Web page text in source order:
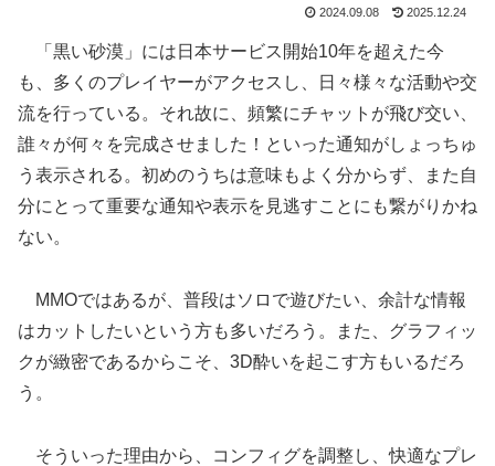
2024.09.08 2025.12.24
「黒い砂漠」には日本サービス開始10年を超えた今
も、多くのプレイヤーがアクセスし、日々様々な活動や交
流を行っている。それ故に、頻繁にチャットが飛び交い、
誰々が何々を完成させました！といった通知がしょっちゅ
う表示される。初めのうちは意味もよく分からず、また自
分にとって重要な通知や表示を見逃すことにも繋がりかね
ない。
MMOではあるが、普段はソロで遊びたい、余計な情報
はカットしたいという方も多いだろう。また、グラフィッ
クが緻密であるからこそ、3D酔いを起こす方もいるだろ
う。
そういった理由から、コンフィグを調整し、快適なプレ